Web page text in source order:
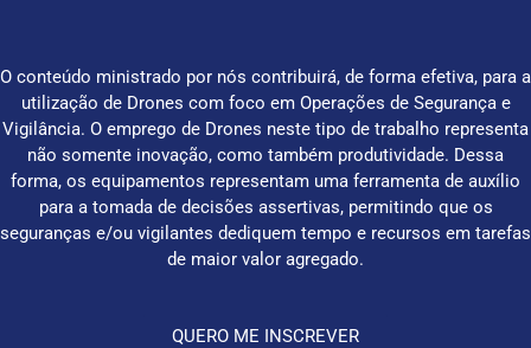
O conteúdo ministrado por nós contribuirá, de forma efetiva, para a
utilização de Drones com foco em Operações de Segurança e
Vigilância. O emprego de Drones neste tipo de trabalho representa
não somente inovação, como também produtividade. Dessa
forma, os equipamentos representam uma ferramenta de auxílio
para a tomada de decisões assertivas, permitindo que os
seguranças e/ou vigilantes dediquem tempo e recursos em tarefas
de maior valor agregado.
QUERO ME INSCREVER